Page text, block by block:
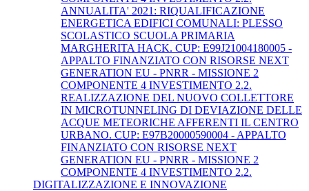
ANNUALITA' 2021: RIQUALIFICAZIONE
ENERGETICA EDIFICI COMUNALI: PLESSO
SCOLASTICO SCUOLA PRIMARIA
MARGHERITA HACK. CUP: E99J21004180005 -
APPALTO FINANZIATO CON RISORSE NEXT
GENERATION EU - PNRR - MISSIONE 2
COMPONENTE 4 INVESTIMENTO 2.2.
REALIZZAZIONE DEL NUOVO COLLETTORE
IN MICROTUNNELING DI DEVIAZIONE DELLE
ACQUE METEORICHE AFFERENTI IL CENTRO
URBANO. CUP: E97B20000590004 - APPALTO
FINANZIATO CON RISORSE NEXT
GENERATION EU - PNRR - MISSIONE 2
COMPONENTE 4 INVESTIMENTO 2.2.
DIGITALIZZAZIONE E INNOVAZIONE